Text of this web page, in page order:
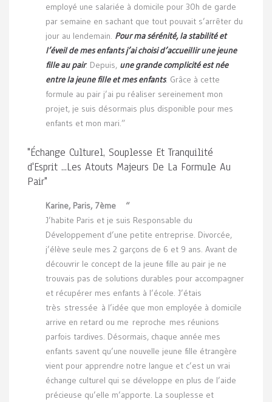
employé une salariée à domicile pour 30h de garde
par semaine en sachant que tout pouvait s’arrêter du
jour au lendemain. Pour ma sérénité, la stabilité et
l’éveil de mes enfants j’ai choisi d’accueillir une jeune
fille au pair. Depuis, une grande complicité est née
entre la jeune fille et mes enfants. Grâce à cette
formule au pair j’ai pu réaliser sereinement mon
projet, je suis désormais plus disponible pour mes
enfants et mon mari.”
"Échange Culturel, Souplesse Et Tranquilité
d'Esprit ...Les Atouts Majeurs De La Formule Au
Pair"
Karine, Paris, 7ème “
J’habite Paris et je suis Responsable du
Développement d’une petite entreprise. Divorcée,
j’élève seule mes 2 garçons de 6 et 9 ans. Avant de
découvrir le concept de la jeune fille au pair je ne
trouvais pas de solutions durables pour accompagner
et récupérer mes enfants à l’école. J’étais
très stressée à l’idée que mon employée à domicile
arrive en retard ou me reproche mes réunions
parfois tardives. Désormais, chaque année mes
enfants savent qu’une nouvelle jeune fille étrangère
vient pour apprendre notre langue et c’est un vrai
échange culturel qui se développe en plus de l’aide
précieuse qu’elle m’apporte. La souplesse et